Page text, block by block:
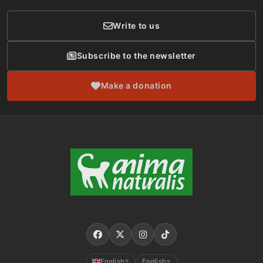
Write to us
Subscribe to the newsletter
Make a donation
English ▼ ▼